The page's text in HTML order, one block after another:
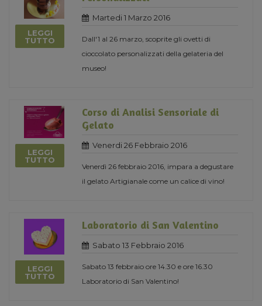
LEGGI
TUTTO
Martedi 1 Marzo 2016
Dall'1 al 26 marzo, scoprite gli ovetti di
cioccolato personalizzati della gelateria del
museo!
LEGGI
TUTTO
Corso di Analisi Sensoriale di
Gelato
Venerdi 26 Febbraio 2016
Venerdì 26 febbraio 2016, impara a degustare
il gelato Artigianale come un calice di vino!
LEGGI
TUTTO
Laboratorio di San Valentino
Sabato 13 Febbraio 2016
Sabato 13 febbraio ore 14.30 e ore 16.30
Laboratorio di San Valentino!